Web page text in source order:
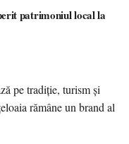
patrimoniul local la